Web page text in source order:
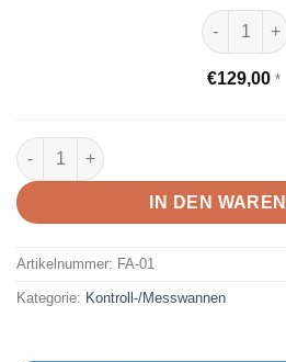
Koi
€129,00 *
Folienabdeckung rund, transparent,
IN DEN
Artikelnummer: FA-01
Kategorie: Kontroll-/Messwannen